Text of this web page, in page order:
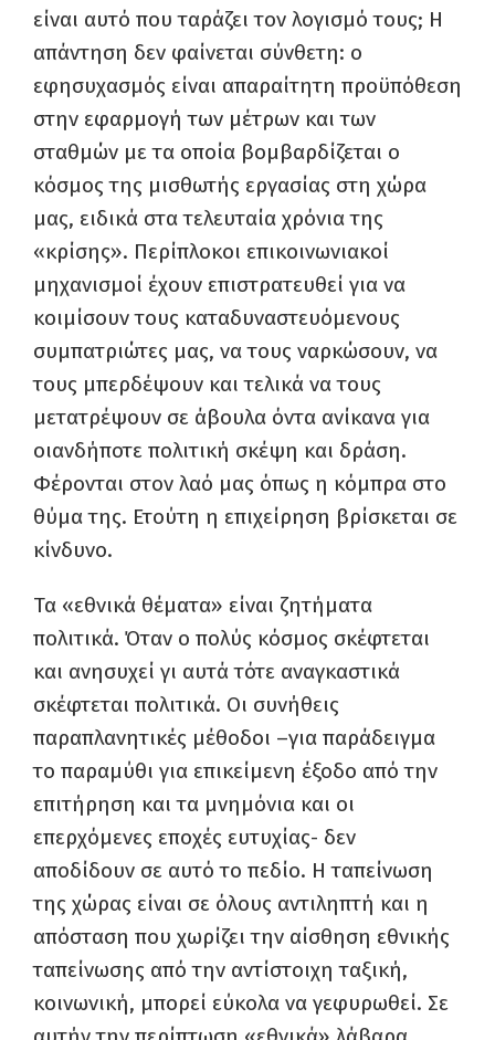
είναι αυτό που ταράζει τον λογισμό τους; Η
απάντηση δεν φαίνεται σύνθετη: ο
εφησυχασμός είναι απαραίτητη προϋπόθεση
στην εφαρμογή των μέτρων και των
σταθμών με τα οποία βομβαρδίζεται ο
κόσμος της μισθωτής εργασίας στη χώρα
μας, ειδικά στα τελευταία χρόνια της
«κρίσης». Περίπλοκοι επικοινωνιακοί
μηχανισμοί έχουν επιστρατευθεί για να
κοιμίσουν τους καταδυναστευόμενους
συμπατριώτες μας, να τους ναρκώσουν, να
τους μπερδέψουν και τελικά να τους
μετατρέψουν σε άβουλα όντα ανίκανα για
οιανδήποτε πολιτική σκέψη και δράση.
Φέρονται στον λαό μας όπως η κόμπρα στο
θύμα της. Ετούτη η επιχείρηση βρίσκεται σε
κίνδυνο.
Τα «εθνικά θέματα» είναι ζητήματα
πολιτικά. Όταν ο πολύς κόσμος σκέφτεται
και ανησυχεί γι αυτά τότε αναγκαστικά
σκέφτεται πολιτικά. Οι συνήθεις
παραπλανητικές μέθοδοι –για παράδειγμα
το παραμύθι για επικείμενη έξοδο από την
επιτήρηση και τα μνημόνια και οι
επερχόμενες εποχές ευτυχίας- δεν
αποδίδουν σε αυτό το πεδίο. Η ταπείνωση
της χώρας είναι σε όλους αντιληπτή και η
απόσταση που χωρίζει την αίσθηση εθνικής
ταπείνωσης από την αντίστοιχη ταξική,
κοινωνική, μπορεί εύκολα να γεφυρωθεί. Σε